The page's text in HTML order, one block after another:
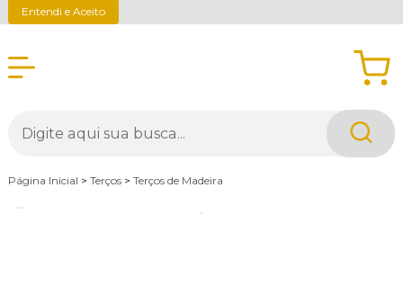
Entendi e Aceito
Página Inicial > Terços > Terços de Madeira